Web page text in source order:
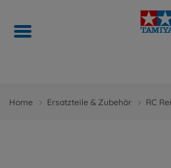
Home Ersatzteile & Zubehör RC